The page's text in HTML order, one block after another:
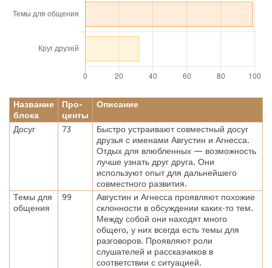
Название
блока
Про-
центы
Описание
Досуг 73
Быстро устраивают совместный досуг
друзья с именами Августин и Агнесса.
Отдых для влюбленных — возможность
лучше узнать друг друга. Они
используют опыт для дальнейшего
совместного развития.
Темы для
общения
99
Августин и Агнесса проявляют похожие
склонности в обсуждении каких-то тем.
Между собой они находят много
общего, у них всегда есть темы для
разговоров. Проявляют роли
слушателей и рассказчиков в
соответствии с ситуацией.